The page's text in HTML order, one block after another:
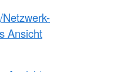
Ansicht